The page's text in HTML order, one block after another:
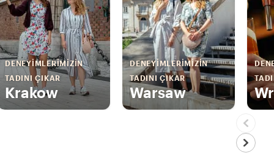
DENEYIMLERIMIZIN
TADINI ÇIKAR
Krakow
DENEYIMLERIMIZIN
TADINI ÇIKAR
Warsaw